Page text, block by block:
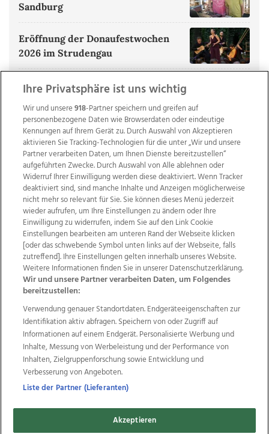
Sandburg
Eröffnung der Donaufestwochen
2026 im Strudengau
ALLE BILDERGALERIEN ANZEIGEN
Wir über uns Mediadaten Kontakt
Jobs
Datenschutz
Impressum
AGB Anzeigekunden
AGB Website
Ehrenkodex Politische Werbung
Weitere Angebote des Medienhauses Wimmer
TV1 di-mog-i.at OÖNow
Ischler Woche
Life Radio
OÖNachrichten
OÖN Immobilien
OÖN Karriere
OÖN Reise
Promenaden Galerien
Regionaljobs
wasistlos.at
Copyrights © 2026 Tips Zeitungs GmbH & Co KG
Ihre Privatsphäre ist uns wichtig
Wir und unsere918-Partner speichern und greifen auf
personenbezogene Daten wie Browserdaten oder eindeutige
Kennungen auf Ihrem Gerät zu. Durch Auswahl von Akzeptieren
aktivieren Sie Tracking-Technologien für die unter „Wir und unsere
Partner verarbeiten Daten, um Ihnen Dienste bereitzustellen“
aufgeführten Zwecke. Durch Auswahl von Alle ablehnen oder
Widerruf Ihrer Einwilligung werden diese deaktiviert. Wenn Tracker
deaktiviert sind, sind manche Inhalte und Anzeigen möglicherweise
nicht mehr so relevant für Sie. Sie können dieses Menü jederzeit
wieder aufrufen, um Ihre Einstellungen zu ändern oder Ihre
Einwilligung zu widerrufen, indem Sie auf den Link Cookie
Einstellungen bearbeiten am unteren Rand der Webseite klicken
[oder das schwebende Symbol unten links auf der Webseite, falls
zutreffend]. Ihre Einstellungen gelten innerhalb unseres Website.
Weitere Informationen finden Sie in unserer Datenschutzerklärung.
Wir und unsere Partner verarbeiten Daten, um Folgendes
bereitzustellen:
Verwendung genauer Standortdaten. Endgeräteeigenschaften zur
Identifikation aktiv abfragen. Speichern von oder Zugriff auf
Informationen auf einem Endgerät. Personalisierte Werbung und
Inhalte, Messung von Werbeleistung und der Performance von
Inhalten, Zielgruppenforschung sowie Entwicklung und
Verbesserung von Angeboten.
Liste der Partner (Lieferanten)
Akzeptieren